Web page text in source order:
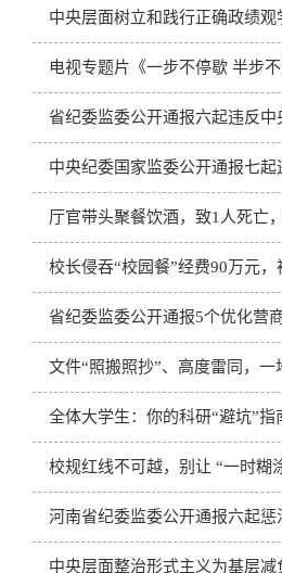
中央层面树立和践行正确政绩
电视专题片《一步不停歇 半步不
省纪委监委公开通报六起违反
中央纪委国家监委公开通报七
厅官带头聚餐饮酒，致1人死亡
校长侵吞“校园餐”经费90万元，
省纪委监委公开通报5个优化营
文件“照搬照抄”、高度雷同，一
全体大学生：你的科研“避坑”指
校规红线不可越，别让 “一时糊
河南省纪委监委公开通报六起惩
中央层面整治形式主义为基层